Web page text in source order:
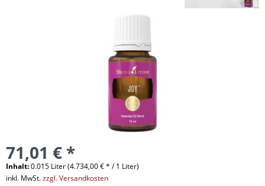
71,01 € *
Inhalt:0.015 Liter (4.734,00 € * / 1 Liter)
inkl. MwSt.zzgl. Versandkosten